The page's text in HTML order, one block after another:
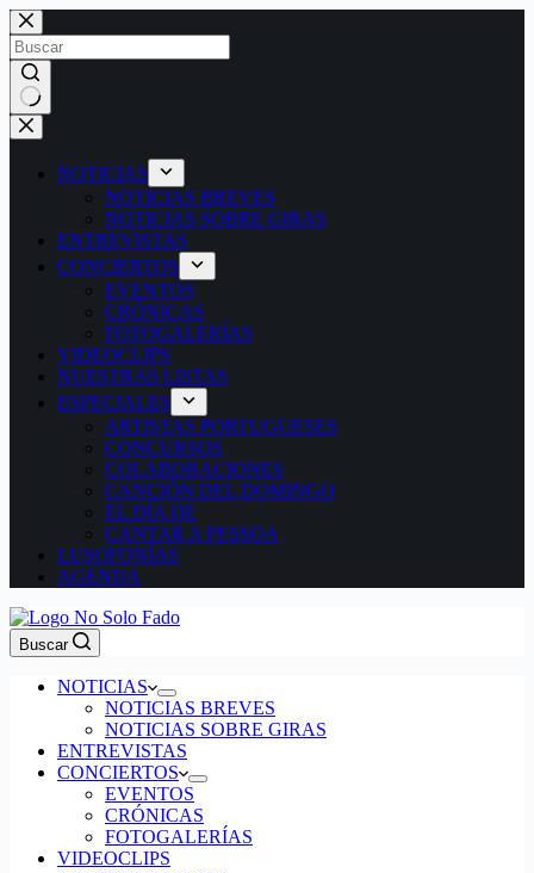
Saltar
al
contenido
Sin
resultados
NOTICIAS
NOTICIAS BREVES
NOTICIAS SOBRE GIRAS
ENTREVISTAS
CONCIERTOS
EVENTOS
CRÓNICAS
FOTOGALERÍAS
VIDEOCLIPS
NUESTRAS LISTAS
ESPECIALES
ARTISTAS PORTUGUESES
CONCURSOS
COLABORACIONES
CANCIÓN DEL DOMINGO
EL DÍA DE
CANTAR A PESSOA
LUSOFONÍAS
AGENDA
Buscar
NOTICIAS
NOTICIAS BREVES
NOTICIAS SOBRE GIRAS
ENTREVISTAS
CONCIERTOS
EVENTOS
CRÓNICAS
FOTOGALERÍAS
VIDEOCLIPS